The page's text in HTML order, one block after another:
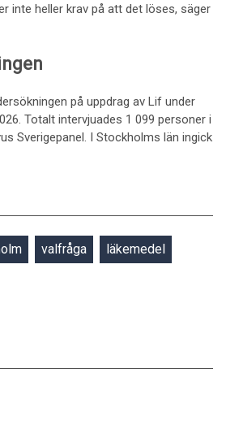
inte heller krav på att det löses, säger
på uppdrag av Lif under
Totalt intervjuades 1 099 personer i
Sverigepanel. I Stockholms län ingick
valfråga läkemedel